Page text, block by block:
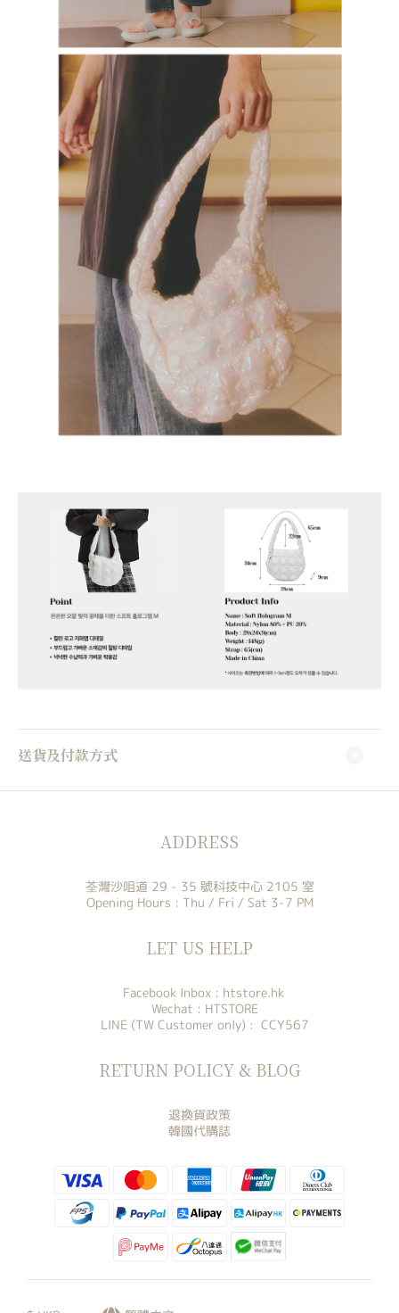
送貨及付款方式
ADDRESS
荃灣沙咀道 29 - 35 號科技中心 2105 室
Opening Hours : Thu / Fri / Sat 3-7 PM
LET US HELP
Facebook Inbox : htstore.hk
Wechat : HTSTORE
LINE (TW Customer only) : CCY567
RETURN POLICY & BLOG
退換貨政策
韓國代購誌